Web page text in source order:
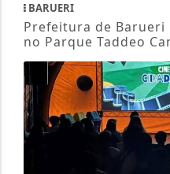
BARUERI
Prefeitura de
no Parque Taddeo